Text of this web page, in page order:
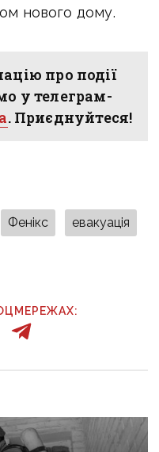
нового дому.
про події
у телеграм-
. Приєднуйтеся!
Фенікс евакуація